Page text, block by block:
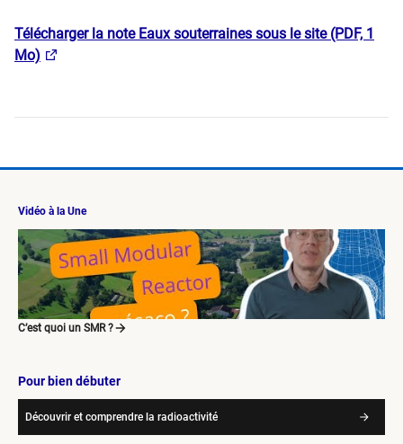
Télécharger la note Eaux souterraines sous le site (PDF, 1
Mo)
Vidéo à la Une
C’est quoi un SMR ?
Pour bien débuter
Découvrir et comprendre la radioactivité